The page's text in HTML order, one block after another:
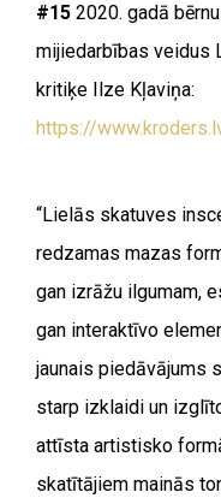
#15 2020. gadā
mijiedarbības veidus
kritiķe Ilze Kļaviņa:
https://
“Lielās skatuves
redzamas mazas
gan izrāžu ilgumam,
gan interaktīvo
jaunais piedāvājums
starp izklaidi un
attīsta artistisko
skatītājiem mainās